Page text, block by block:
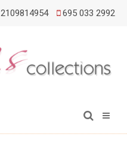
2109814954 695 033 2992